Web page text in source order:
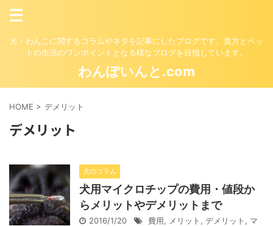
犬・わんこに関するコラムやネタを記事にしたブログです。貴方とペッ
トの生活のワンポイントとなる様なブログを目指しています。
わんぽいんと.com
HOME > デメリット
デメリット
犬のコラム
犬用マイクロチップの費用・値段か
らメリットやデメリットまで
2016/1/20 費用, メリット , デメリット , マ